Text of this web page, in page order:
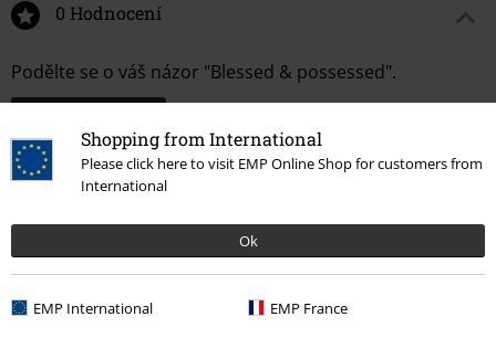
Shopping from International
Please click here to visit EMP Online Shop for customers from
International
Ok
EMP International EMP France
0 Hodnocení
Podělte se o váš názor "Blessed & possessed".